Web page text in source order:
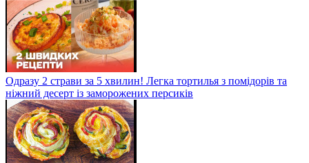
Одразу 2 страви за 5 хвилин! Легка тортилья з помідорів та
ніжний десерт із заморожених персиків